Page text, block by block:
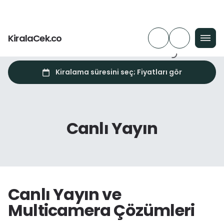
KiralaCek.co
Canlı Yayın
Canlı Yayın ve
Multicamera Çözümleri